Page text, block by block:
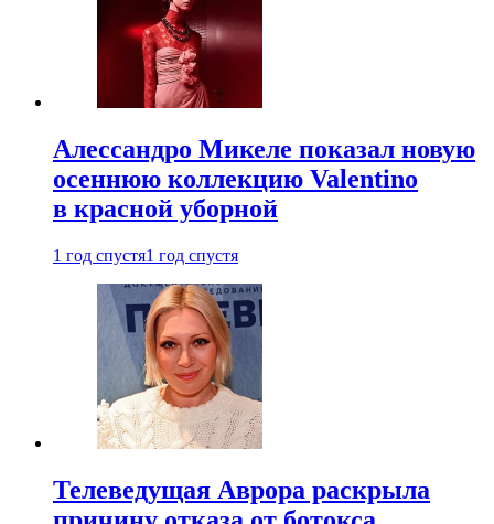
Алессандро Микеле показал новую
осеннюю коллекцию Valentino
в красной уборной
1 год спустя1 год спустя
Телеведущая Аврора раскрыла